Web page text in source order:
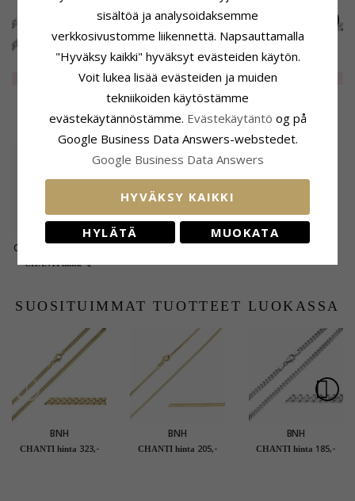
BNH
panssarikaulaketju
241,-
BNH
panssarikaulaketju 8
karaatin kultaa 50 cm
x 1,1 mm
CHANTI hinta 218,-
BNH
panssarikaulaketju
EXTRA
ASIAKKAAT OSTAVAT MYÖS
CHANTI Rengasmitta
CHANTI hinta 4,-
SUOSITUIMMAT TUOTTEET LUOKASSA
BNH
panssarikaulaketju
CHANTI hinta 323,-
BNH
panssarikaulaketju 8
CHANTI hinta 205,-
BNH
panssarikaulaketju
CHANTI hinta 185,-
sisältöä ja analysoidaksemme
verkkosivustomme liikennettä. Napsauttamalla
"Hyväksy kaikki" hyväksyt evästeiden käytön.
Voit lukea lisää evästeiden ja muiden
tekniikoiden käytöstämme
evästekäytännöstämme. Evästekäytäntö og på
Google Business Data Answers-webstedet.
Google Business Data Answers
HYVÄKSY KAIKKI
HYLÄTÄ MUOKATA